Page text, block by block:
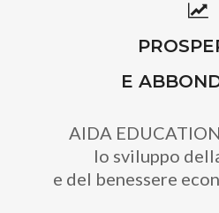
E
AIDA
lo sviluppo
e del benessere